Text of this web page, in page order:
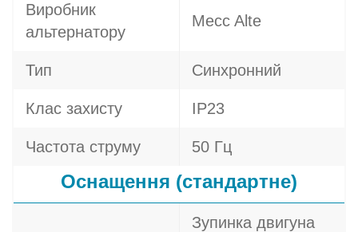
Виробник
альтернатору
Mecc Alte
Тип Синхронний
Клас захисту IP23
Частота струму 50 Гц
Оснащення (стандартне)
Зупинка двигуна